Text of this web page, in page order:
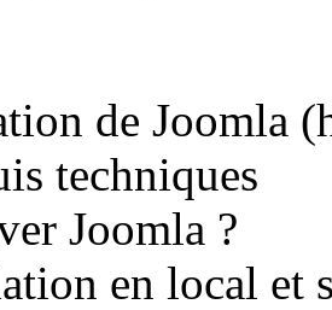
de Joomla
techniques
Joomla ?
en local et